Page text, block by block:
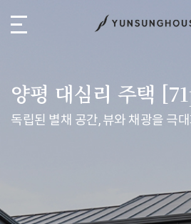
양평 대심리 주택
독립된 별채 공간, 뷰와 채광을 극